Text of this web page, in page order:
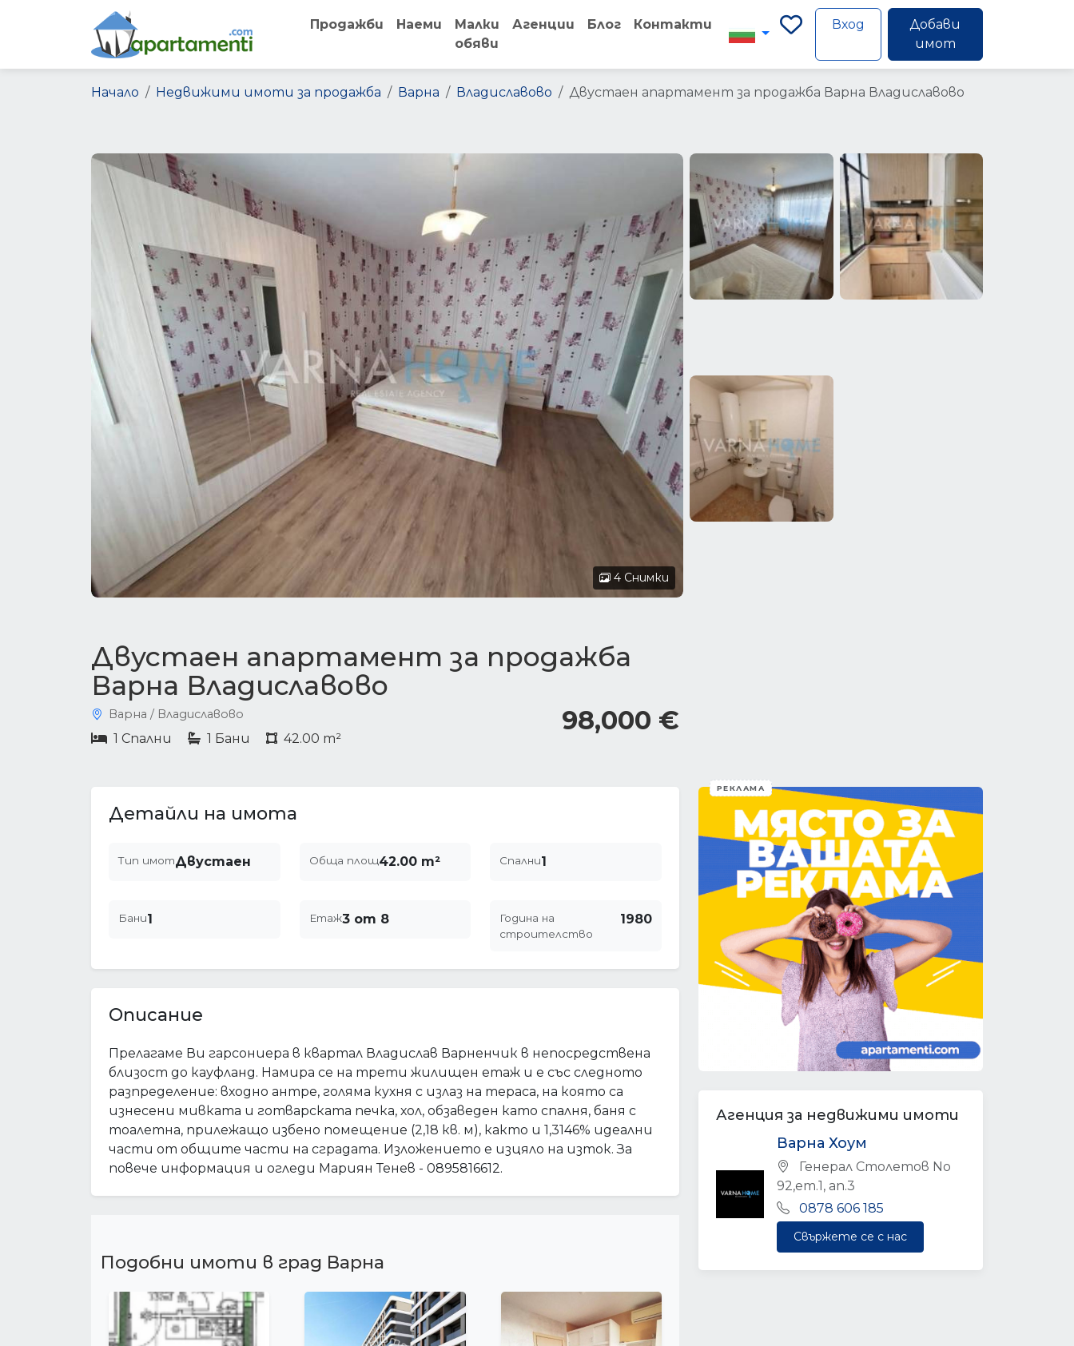
Продажби Наеми
Малки
обяви
Агенции Блог Контакти Вход
Добави
имот
Начало Недвижими имоти за продажба Варна Владиславово Двустаен апартамент за продажба Варна Владиславово
4 Снимки
Двустаен апартамент за продажба
Варна Владиславово
98,000 €
Варна / Владиславово
1 Спални 1 Бани 42.00 m²
Детайли на имота
Тип имотДвустаен Обща площ42.00 m² Спални1
Бани1 Етаж3 от 8
Година на
строителство
1980
Описание
Прелагаме Ви гарсониера в квартал Владислав Варненчик в непосредствена
близост до кауфланд. Намира се на трети жилищен етаж и е със следното
разпределение: входно антре, голяма кухня с излаз на тераса, на която са
изнесени мивката и готварската печка, хол, обзаведен като спалня, баня с
тоалетна, прилежащо избено помещение (2,18 кв. м), както и 1,3146% идеални
части от общите части на сградата. Изложението е изцяло на изток. За
повече информация и огледи Мариян Тенев - 0895816612.
Подобни имоти в град Варна
РЕКЛАМА
Агенция за недвижими имоти
Варна Хоум
Генерал Столетов No
92,ет.1, ап.3
0878 606 185
Свържете се с нас